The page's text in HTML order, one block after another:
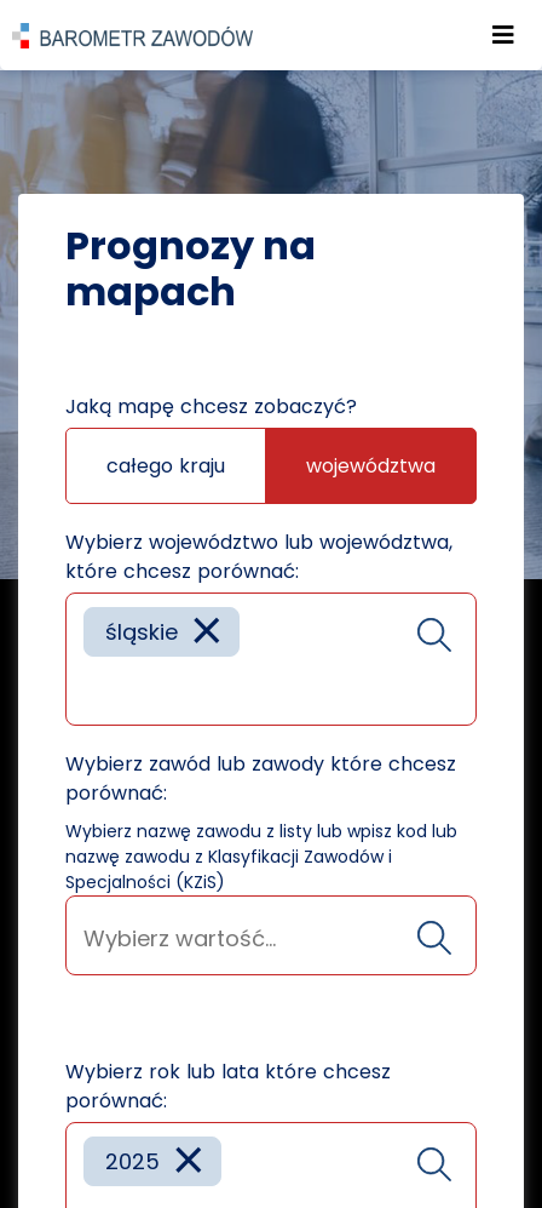
POWRÓT DO STRONY GŁÓWNEJ
PROGNOZY PROGNOZY NA MAPACH
Prognozy na
mapach
Jaką mapę chcesz zobaczyć?
całego kraju województwa
Wybierz województwo lub województwa,
które chcesz porównać:
×
śląskie
Wybierz zawód lub zawody które chcesz
porównać:
Wybierz nazwę zawodu z listy lub wpisz kod lub
nazwę zawodu z Klasyfikacji Zawodów i
Specjalności (KZiS)
Wybierz rok lub lata które chcesz
porównać:
×
2025